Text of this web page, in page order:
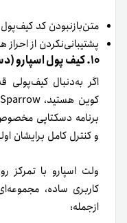
متن‌بازنبودن کد کیف‌پول
پشتیبانی‌نکردن از
۱۰. کیف پول اسپارو (دسکتاپ)
اگر به‌دنبال
برنامه دسکتاپی
و کنترل کامل برایشان
ولت اسپارو با
کاربری ساده،
از‌جمله: